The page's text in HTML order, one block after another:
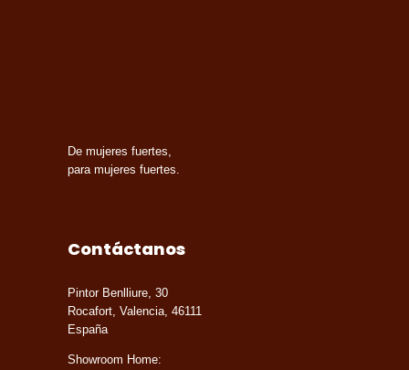
De mujeres fuertes,
para mujeres fuertes.
Contáctanos
Pintor Benlliure, 30
Rocafort, Valencia, 46111
España
Showroom Home: